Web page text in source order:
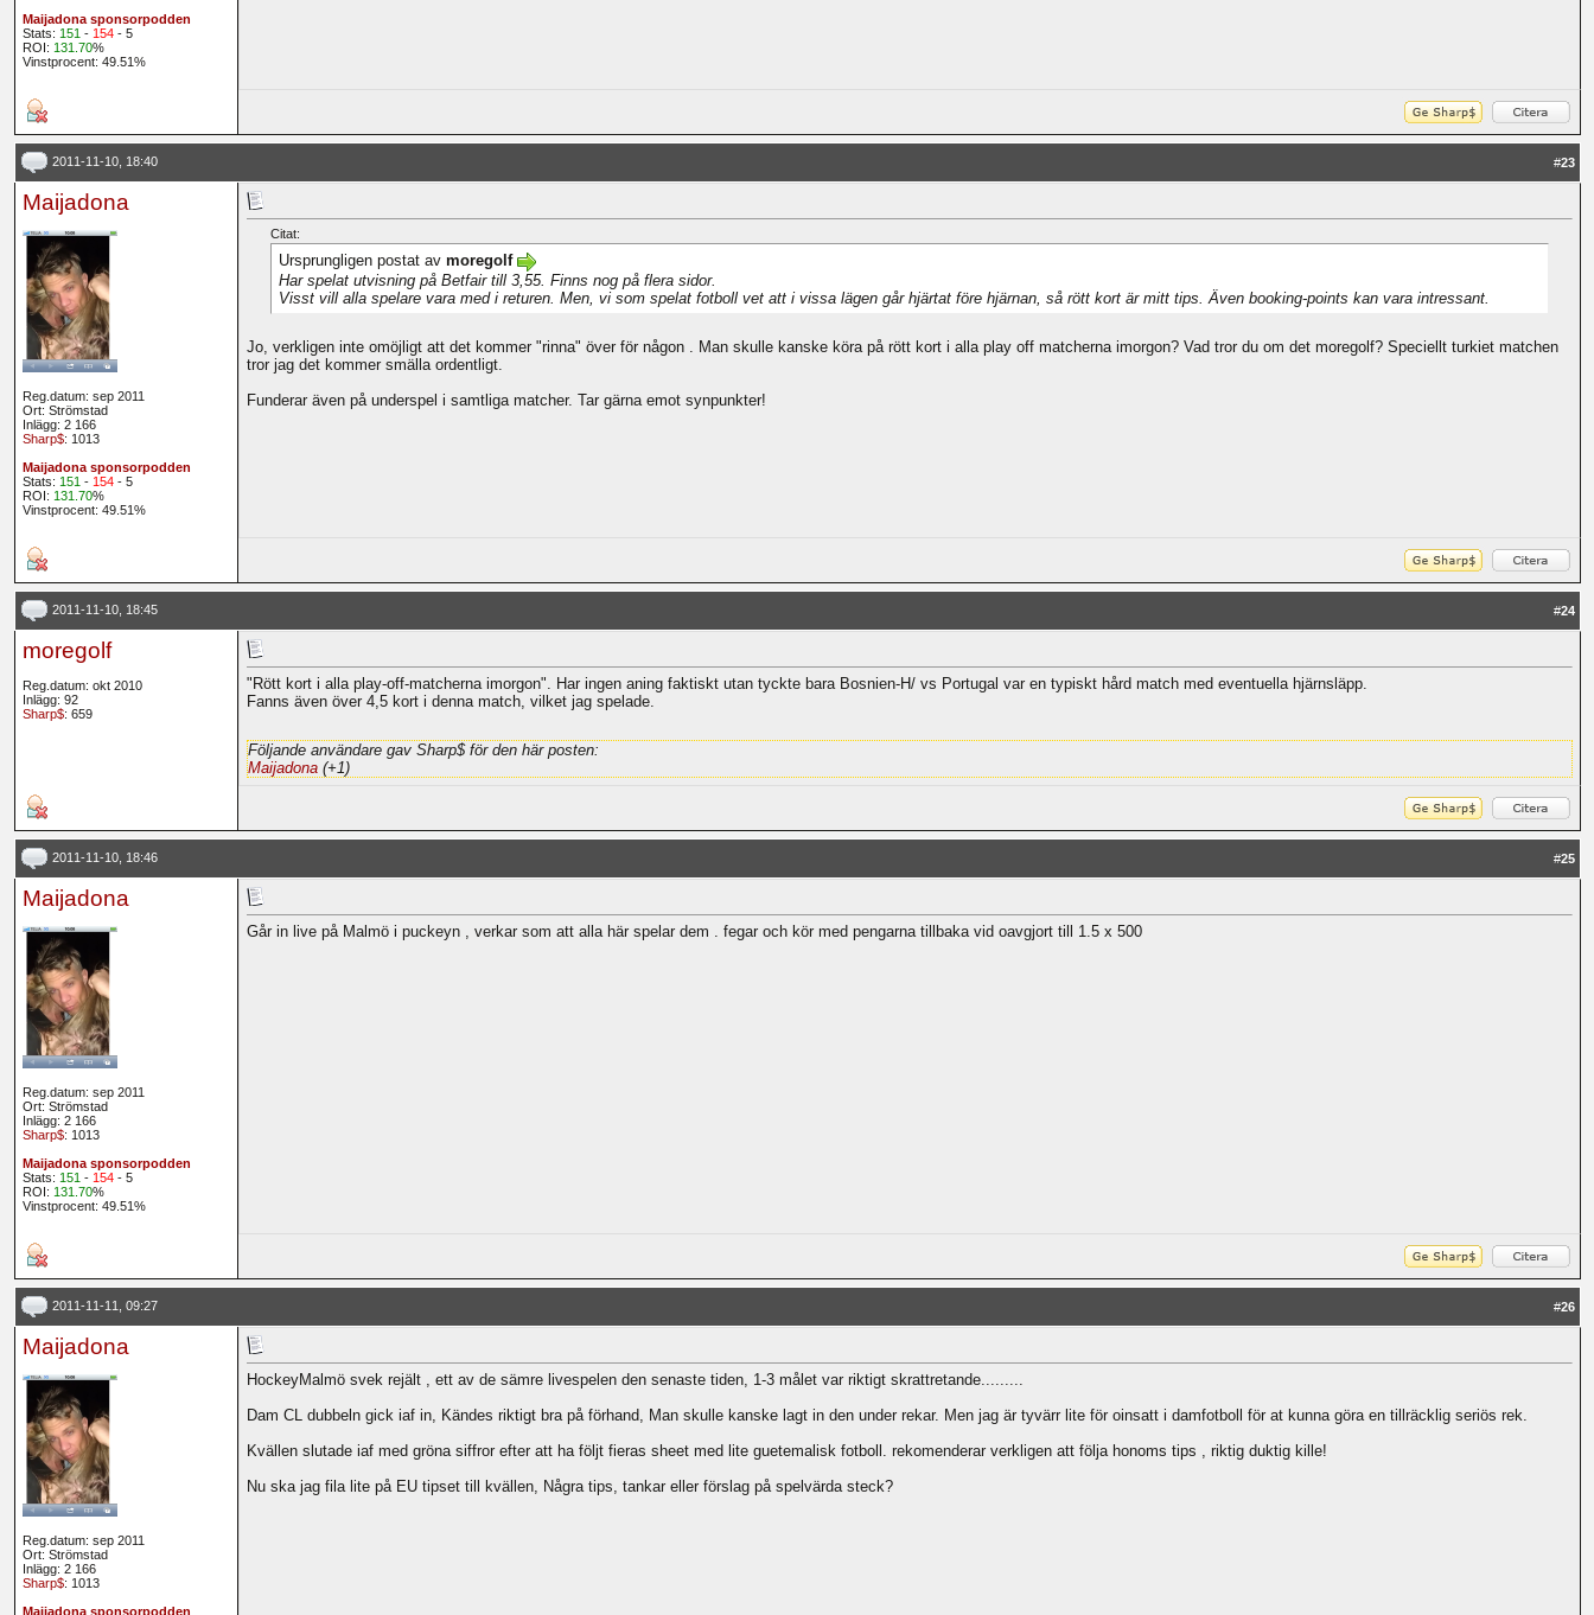
Maijadona sponsorpodden
Stats: 151 - 154- 5
ROI: 131.70%
Vinstprocent: 49.51%
2011-11-10, 18:40 #23
Maijadona
Reg.datum: sep 2011
Ort: Strömstad
Inlägg: 2 166
Sharp$: 1013
Maijadona sponsorpodden
Stats: 151 - 154- 5
ROI: 131.70%
Vinstprocent: 49.51%
Citat:
Ursprungligen postat av moregolf
Har spelat utvisning på Betfair till 3,55. Finns nog på flera sidor.
Visst vill alla spelare vara med i returen. Men, vi som spelat fotboll vet att i vissa lägen går hjärtat före hjärnan, så rött kort är mitt tips. Även booking-points kan vara intressant.
Jo, verkligen inte omöjligt att det kommer "rinna" över för någon . Man skulle kanske köra på rött kort i alla play off matcherna imorgon? Vad tror du om det moregolf? Speciellt turkiet matchen
tror jag det kommer smälla ordentligt.
Funderar även på underspel i samtliga matcher. Tar gärna emot synpunkter!
2011-11-10, 18:45 #24
moregolf
Reg.datum: okt 2010
Inlägg: 92
Sharp$: 659
"Rött kort i alla play-off-matcherna imorgon". Har ingen aning faktiskt utan tyckte bara Bosnien-H/ vs Portugal var en typiskt hård match med eventuella hjärnsläpp.
Fanns även över 4,5 kort i denna match, vilket jag spelade.
Följande användare gav Sharp$ för den här posten:
Maijadona(+1)
2011-11-10, 18:46 #25
Maijadona
Reg.datum: sep 2011
Ort: Strömstad
Inlägg: 2 166
Sharp$: 1013
Maijadona sponsorpodden
Stats: 151 - 154- 5
ROI: 131.70%
Vinstprocent: 49.51%
Går in live på Malmö i puckeyn , verkar som att alla här spelar dem . fegar och kör med pengarna tillbaka vid oavgjort till 1.5 x 500
2011-11-11, 09:27 #26
Maijadona
Reg.datum: sep 2011
Ort: Strömstad
Inlägg: 2 166
Sharp$: 1013
Maijadona sponsorpodden
HockeyMalmö svek rejält , ett av de sämre livespelen den senaste tiden, 1-3 målet var riktigt skrattretande.........
Dam CL dubbeln gick iaf in, Kändes riktigt bra på förhand, Man skulle kanske lagt in den under rekar. Men jag är tyvärr lite för oinsatt i damfotboll för at kunna göra en tillräcklig seriös rek.
Kvällen slutade iaf med gröna siffror efter att ha följt fieras sheet med lite guetemalisk fotboll. rekomenderar verkligen att följa honoms tips , riktig duktig kille!
Nu ska jag fila lite på EU tipset till kvällen, Några tips, tankar eller förslag på spelvärda steck?